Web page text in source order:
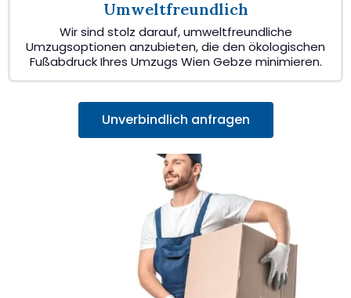
Umweltfreundlich
Wir sind stolz darauf, umweltfreundliche
Umzugsoptionen anzubieten, die den ökologischen
Fußabdruck Ihres Umzugs Wien Gebze minimieren.
Unverbindlich anfragen